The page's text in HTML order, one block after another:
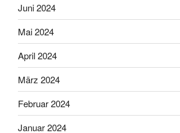
Juni 2024
Mai 2024
April 2024
März 2024
Februar 2024
Januar 2024